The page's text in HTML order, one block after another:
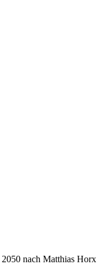
nach Matthias Horx